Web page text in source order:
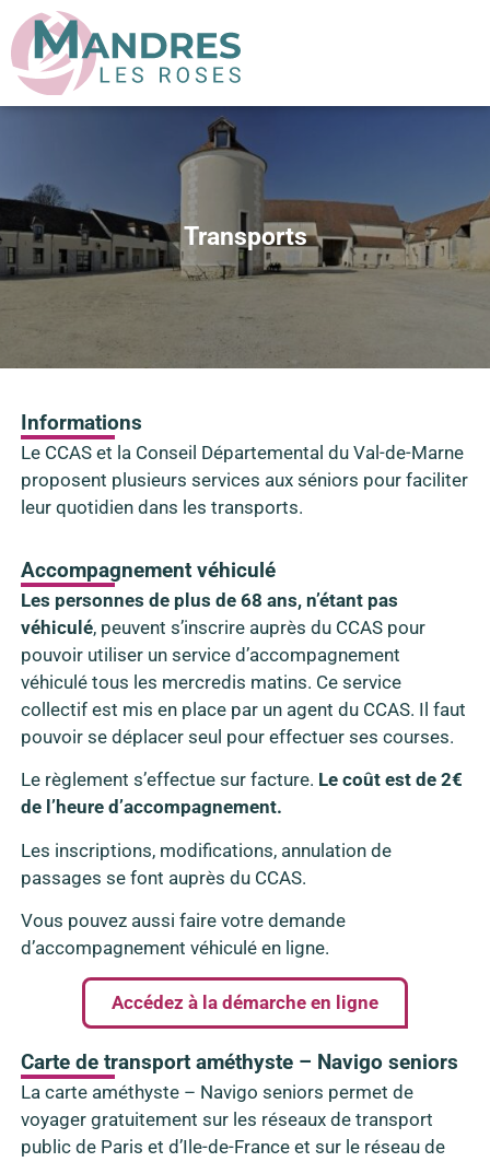
Transports
Informations
Le CCAS et la Conseil Départemental du Val-de-Marne
proposent plusieurs services aux séniors pour faciliter
leur quotidien dans les transports.
Accompagnement véhiculé
Les personnes de plus de 68 ans, n’étant pas
véhiculé, peuvent s’inscrire auprès du CCAS pour
pouvoir utiliser un service d’accompagnement
véhiculé tous les mercredis matins. Ce service
collectif est mis en place par un agent du CCAS. Il faut
pouvoir se déplacer seul pour effectuer ses courses.
Le règlement s’effectue sur facture. Le coût est de 2€
de l’heure d’accompagnement.
Les inscriptions, modifications, annulation de
passages se font auprès du CCAS.
Vous pouvez aussi faire votre demande
d’accompagnement véhiculé en ligne.
Accédez à la démarche en ligne
Carte de transport améthyste – Navigo seniors
La carte améthyste – Navigo seniors permet de
voyager gratuitement sur les réseaux de transport
public de Paris et d’Ile-de-France et sur le réseau de